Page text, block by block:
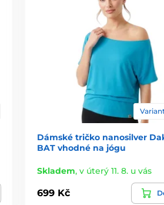
Dámské tričko nanosilver
BAT vhodné na jógu
Skladem, v úterý 11. 8. u vás
699 Kč